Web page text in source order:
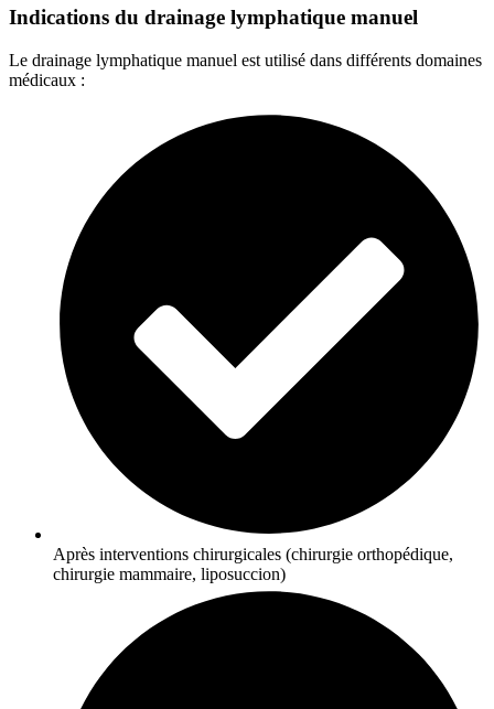
Indications du drainage lymphatique manuel
Le drainage lymphatique manuel est utilisé dans différents domaines
médicaux :
Après interventions chirurgicales (chirurgie orthopédique,
chirurgie mammaire, liposuccion)